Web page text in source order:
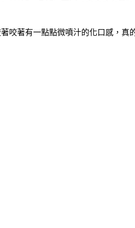
咬著有一點點微噴汁的化口感，真